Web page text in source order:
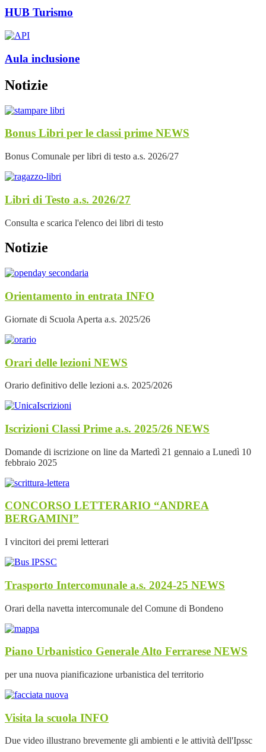
HUB Turismo
Aula inclusione
Notizie
Bonus Libri per le classi prime NEWS
Bonus Comunale per libri di testo a.s. 2026/27
Libri di Testo a.s. 2026/27
Consulta e scarica l'elenco dei libri di testo
Notizie
Orientamento in entrata INFO
Giornate di Scuola Aperta a.s. 2025/26
Orari delle lezioni NEWS
Orario definitivo delle lezioni a.s. 2025/2026
Iscrizioni Classi Prime a.s. 2025/26 NEWS
Domande di iscrizione on line da Martedì 21 gennaio a Lunedì 10
febbraio 2025
CONCORSO LETTERARIO “ANDREA
BERGAMINI”
I vincitori dei premi letterari
Trasporto Intercomunale a.s. 2024-25 NEWS
Orari della navetta intercomunale del Comune di Bondeno
Piano Urbanistico Generale Alto Ferrarese NEWS
per una nuova pianificazione urbanistica del territorio
Visita la scuola INFO
Due video illustrano brevemente gli ambienti e le attività dell'Ipssc